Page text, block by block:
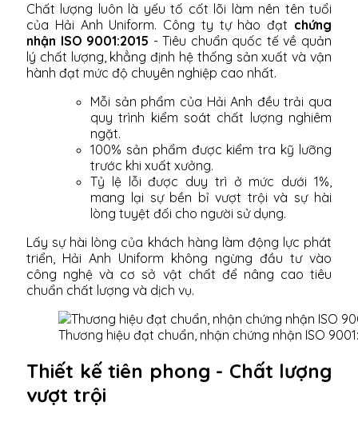
Chất lượng luôn là yếu tố cốt lõi làm nên tên tuổi
của Hải Anh Uniform. Công ty tự hào đạt chứng
nhận ISO 9001:2015 - Tiêu chuẩn quốc tế về quản
lý chất lượng, khẳng định hệ thống sản xuất và vận
hành đạt mức độ chuyên nghiệp cao nhất.
Mỗi sản phẩm của Hải Anh đều trải qua
quy trình kiểm soát chất lượng nghiêm
ngặt.
100% sản phẩm được kiểm tra kỹ lưỡng
trước khi xuất xưởng.
Tỷ lệ lỗi được duy trì ở mức dưới 1%,
mang lại sự bền bỉ vượt trội và sự hài
lòng tuyệt đối cho người sử dụng.
Lấy sự hài lòng của khách hàng làm động lực phát
triển, Hải Anh Uniform không ngừng đầu tư vào
công nghệ và cơ sở vật chất để nâng cao tiêu
chuẩn chất lượng và dịch vụ.
Thương hiệu đạt chuẩn, nhận chứng nhận ISO
Thiết kế tiên phong - Chất lượng
vượt trội